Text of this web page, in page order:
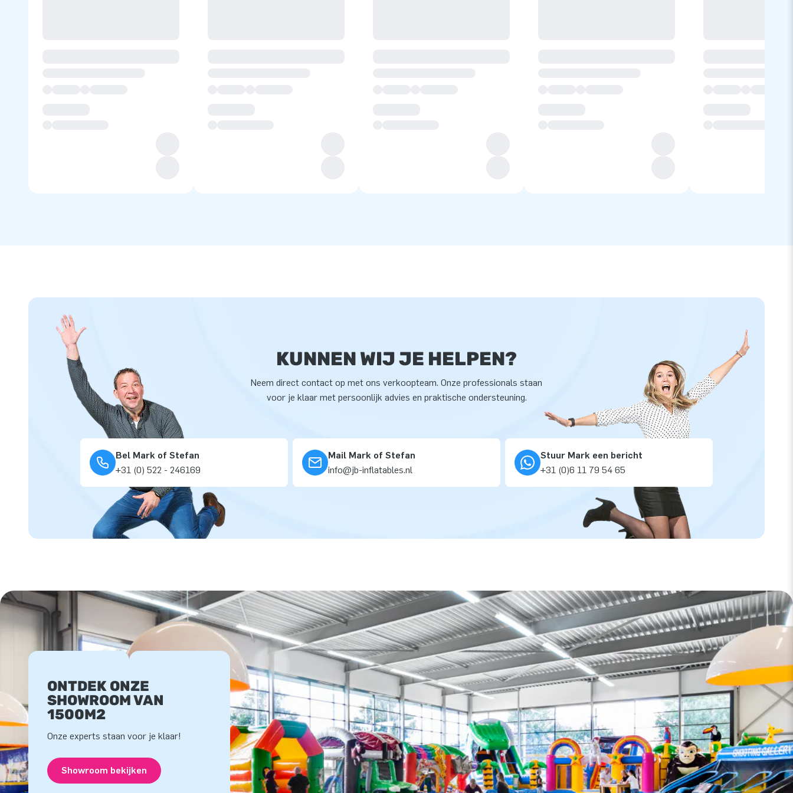
KUNNEN WIJ JE HELPEN?
Neem direct contact op met ons verkoopteam. Onze professionals staan
voor je klaar met persoonlijk advies en praktische ondersteuning.
Bel Mark of Stefan
+31 (0) 522 - 246169
Mail Mark of Stefan
info@jb-inflatables.nl
Stuur Mark een bericht
+31 (0)6 11 79 54 65
ONTDEK ONZE
SHOWROOM VAN
1500M2
Onze experts staan voor je klaar!
Showroom bekijken